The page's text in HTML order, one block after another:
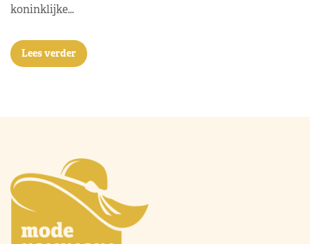
koninklijke…
Lees verder